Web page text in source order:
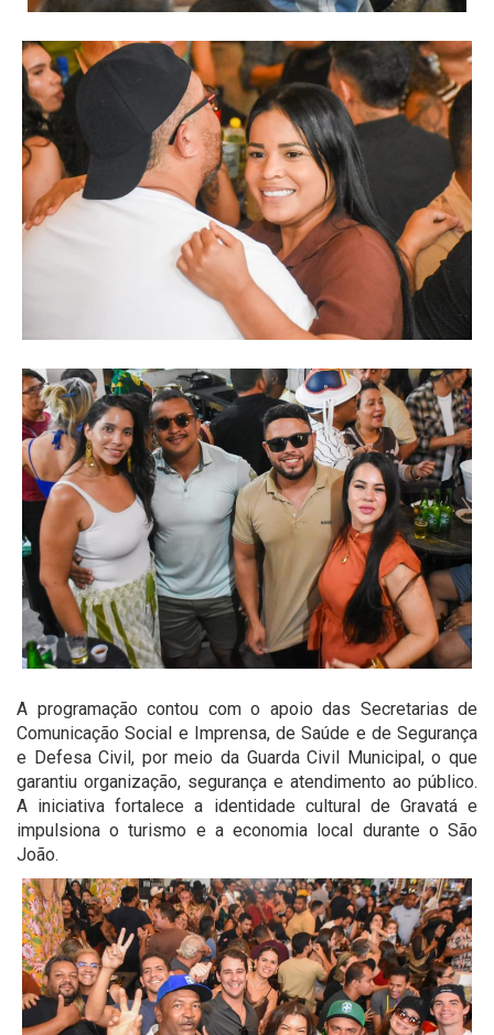
A programação contou com o apoio das Secretarias de
Comunicação Social e Imprensa, de Saúde e de Segurança
e Defesa Civil, por meio da Guarda Civil Municipal, o que
garantiu organização, segurança e atendimento ao público.
A iniciativa fortalece a identidade cultural de Gravatá e
impulsiona o turismo e a economia local durante o São
João.